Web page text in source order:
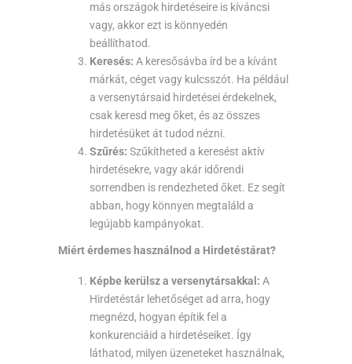
más országok hirdetéseire is kíváncsi
vagy, akkor ezt is könnyedén
beállíthatod.
Keresés: A keresősávba írd be a kívánt
márkát, céget vagy kulcsszót. Ha például
a versenytársaid hirdetései érdekelnek,
csak keresd meg őket, és az összes
hirdetésüket át tudod nézni.
Szűrés: Szűkítheted a keresést aktív
hirdetésekre, vagy akár időrendi
sorrendben is rendezheted őket. Ez segít
abban, hogy könnyen megtaláld a
legújabb kampányokat.
Miért érdemes használnod a Hirdetéstárat?
Képbe kerülsz a versenytársakkal: A
Hirdetéstár lehetőséget ad arra, hogy
megnézd, hogyan építik fel a
konkurenciáid a hirdetéseiket. Így
láthatod, milyen üzeneteket használnak,